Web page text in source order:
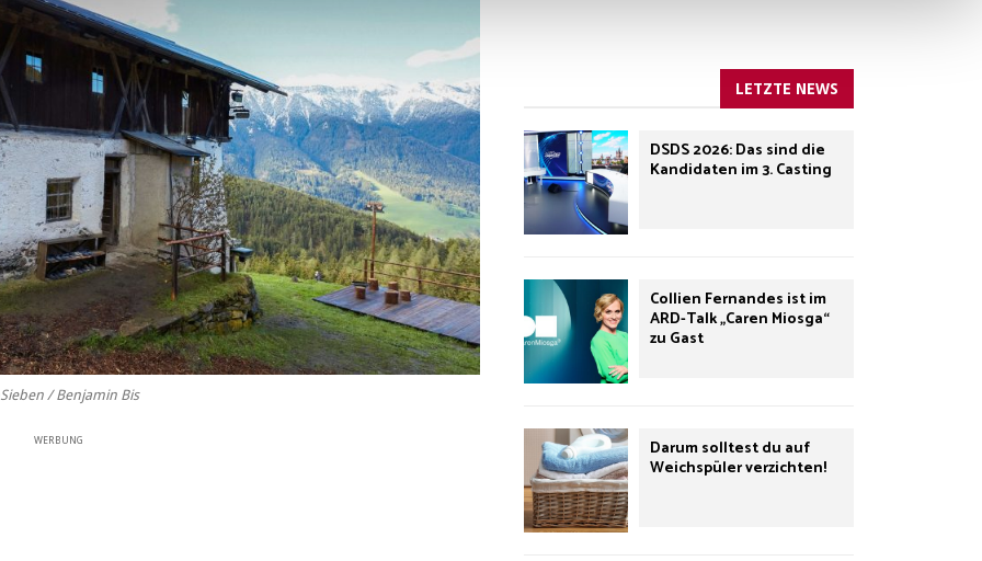
haben oder die sie im Rahmen Ihrer Nutzung der Dienste
/ Benjamin Bis
WERBUNG
LETZTE NEWS
DSDS 2026: Das sind die
Kandidaten im 3. Casting
Collien Fernandes ist im
ARD-Talk „Caren Miosga“
zu Gast
Darum solltest du auf
Weichspüler verzichten!